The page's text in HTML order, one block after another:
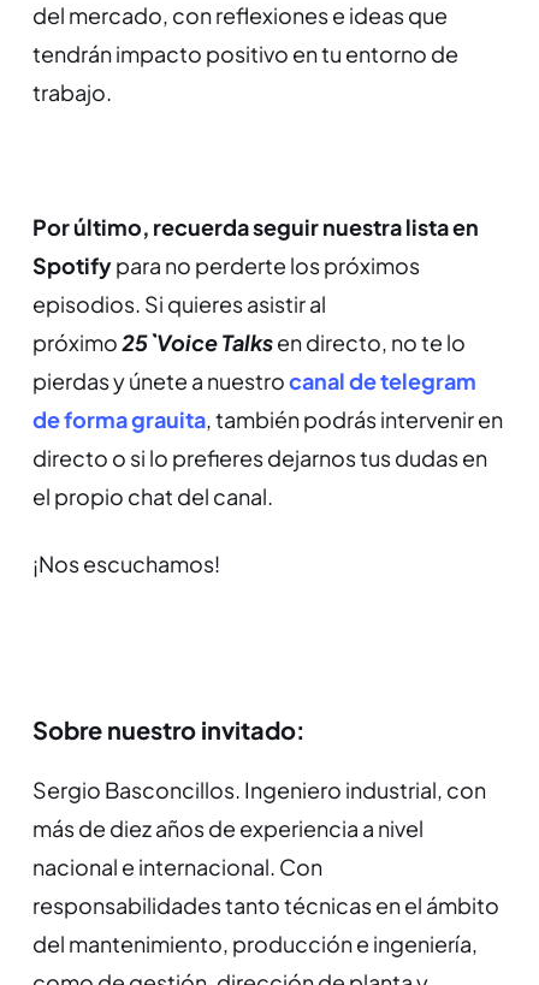
del mercado, con reflexiones e ideas que
tendrán impacto positivo en tu entorno de
trabajo.
Por último, recuerda seguir nuestra lista en
Spotifypara no perderte los próximos
episodios. Si quieres asistir al
próximo25`Voice Talksen directo, no te lo
pierdas y únete a nuestrocanal de telegram
de forma grauita, también podrás intervenir en
directo o si lo prefieres dejarnos tus dudas en
el propio chat del canal.
¡Nos escuchamos!
Sobre nuestro invitado:
Sergio Basconcillos. Ingeniero industrial, con
más de diez años de experiencia a nivel
nacional e internacional. Con
responsabilidades tanto técnicas en el ámbito
del mantenimiento, producción e ingeniería,